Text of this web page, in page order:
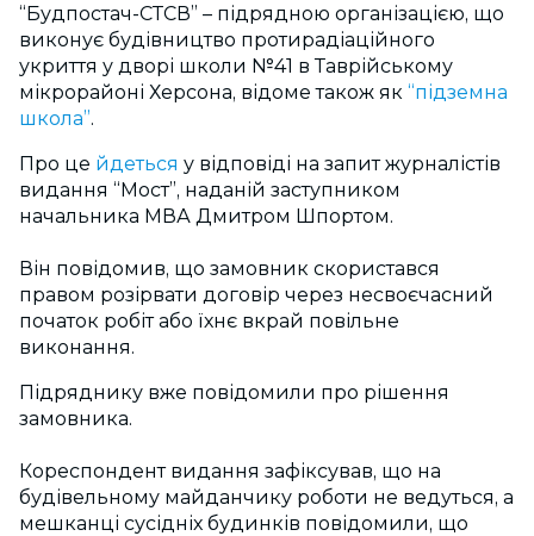
“Будпостач-СТСВ” – підрядною організацією, що
виконує будівництво протирадіаційного
укриття у дворі школи №41 в Таврійському
мікрорайоні Херсона, відоме також як “підземна
школа”.
Про це йдеться у відповіді на запит журналістів
видання “Мост”, наданій заступником
начальника МВА Дмитром Шпортом.
Він повідомив, що замовник скористався
правом розірвати договір через несвоєчасний
початок робіт або їхнє вкрай повільне
виконання.
Підряднику вже повідомили про рішення
замовника.
Кореспондент видання зафіксував, що на
будівельному майданчику роботи не ведуться, а
мешканці сусідніх будинків повідомили, що